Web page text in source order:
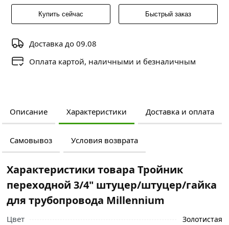
Купить сейчас Быстрый заказ
Доставка до 09.08
Оплата картой, наличными и безналичным
Описание Характеристики Доставка и оплата
Самовывоз Условия возврата
Характеристики товара Тройник
переходной 3/4" штуцер/штуцер/гайка
для трубопровода Millennium
Цвет Золотистая